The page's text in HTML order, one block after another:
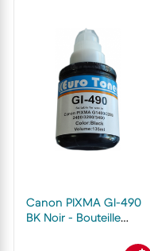
Canon PIXMA Gl-490
BK Noir - Bouteille